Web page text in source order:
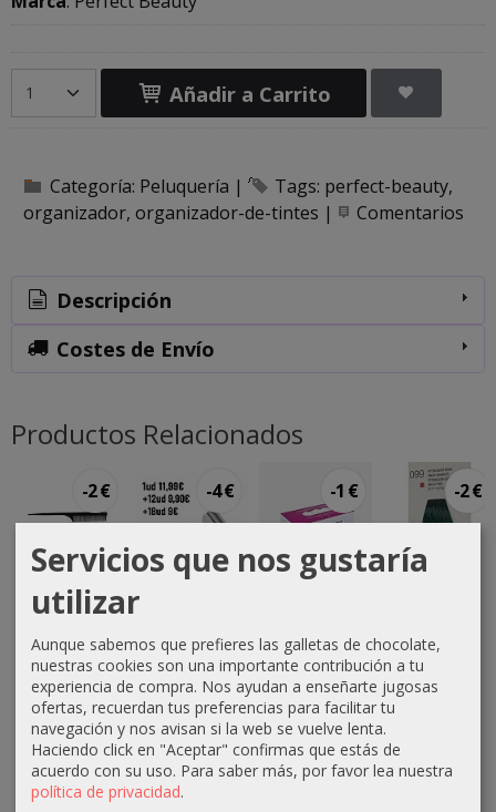
Añadir a Carrito
Categoría: Peluquería | Tags: perfect-beauty
organizador organizador-de-tintes | Comentarios
Descripción
Costes de Envío
Productos Relacionados
-2 €
Peine cola
raton
Bifull
3,00 €
5,00 €
-4 €
11,99 €
15,99 €
-1 €
100ud
3,50 €
4,50 €
-2 €
N099
Potenciador
Verde...
Servicios que nos gustaría
utilizar
Aunque sabemos que prefieres las galletas de chocolate,
nuestras cookies son una importante contribución a tu
experiencia de compra. Nos ayudan a enseñarte jugosas
ofertas, recuerdan tus preferencias para facilitar tu
navegación y nos avisan si la web se vuelve lenta.
Haciendo click en "Aceptar" confirmas que estás de
acuerdo con su uso. Para saber más, por favor lea nuestra
política de privacidad.